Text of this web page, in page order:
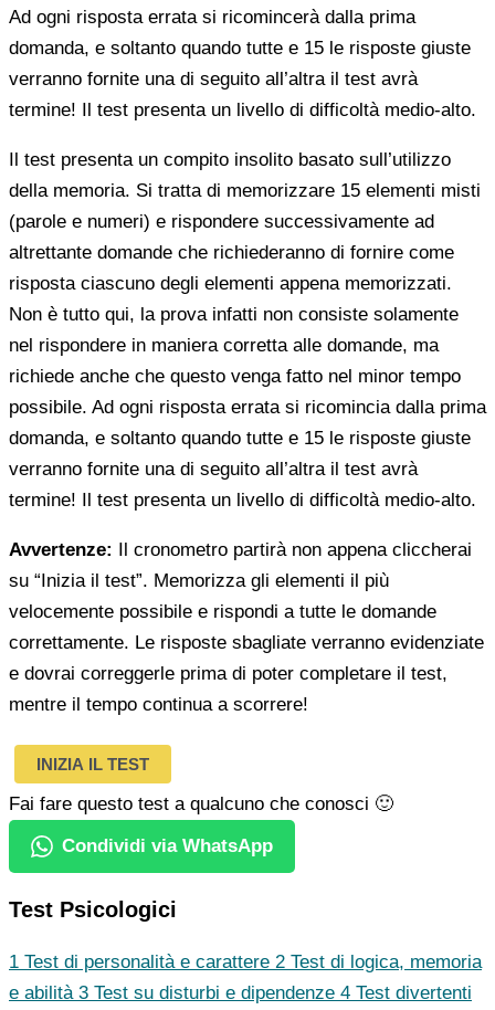
Ad ogni risposta errata si ricomincerà dalla prima
domanda, e soltanto quando tutte e 15 le risposte giuste
verranno fornite una di seguito all’altra il test avrà
termine! Il test presenta un livello di difficoltà medio-alto.
Il test presenta un compito insolito basato sull’utilizzo
della memoria. Si tratta di memorizzare 15 elementi misti
(parole e numeri) e rispondere successivamente ad
altrettante domande che richiederanno di fornire come
risposta ciascuno degli elementi appena memorizzati.
Non è tutto qui, la prova infatti non consiste solamente
nel rispondere in maniera corretta alle domande, ma
richiede anche che questo venga fatto nel minor tempo
possibile. Ad ogni risposta errata si ricomincia dalla prima
domanda, e soltanto quando tutte e 15 le risposte giuste
verranno fornite una di seguito all’altra il test avrà
termine! Il test presenta un livello di difficoltà medio-alto.
Avvertenze: Il cronometro partirà non appena cliccherai
su “Inizia il test”. Memorizza gli elementi il più
velocemente possibile e rispondi a tutte le domande
correttamente. Le risposte sbagliate verranno evidenziate
e dovrai correggerle prima di poter completare il test,
mentre il tempo continua a scorrere!
INIZIA IL TEST
Fai fare questo test a qualcuno che conosci 🙂
Condividi via WhatsApp
Test Psicologici
1 Test di personalità e carattere 2 Test di logica, memoria
e abilità 3 Test su disturbi e dipendenze 4 Test divertenti